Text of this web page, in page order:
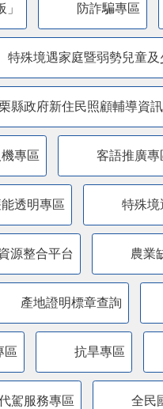
防詐騙專區
特殊境遇家庭暨弱勢兒童
縣政府新住民照顧輔導資
專區 客語推廣專
能透明專區 特殊境
源整合平台 農業
產地證明標章查詢
區 抗旱專區
駕服務專區 全民